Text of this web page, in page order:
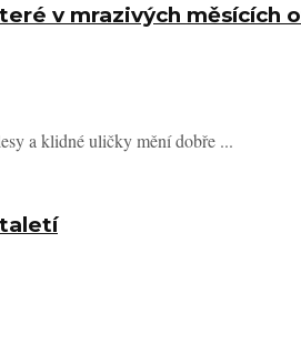
v mrazivých měsících
a klidné uličky mění dobře ...